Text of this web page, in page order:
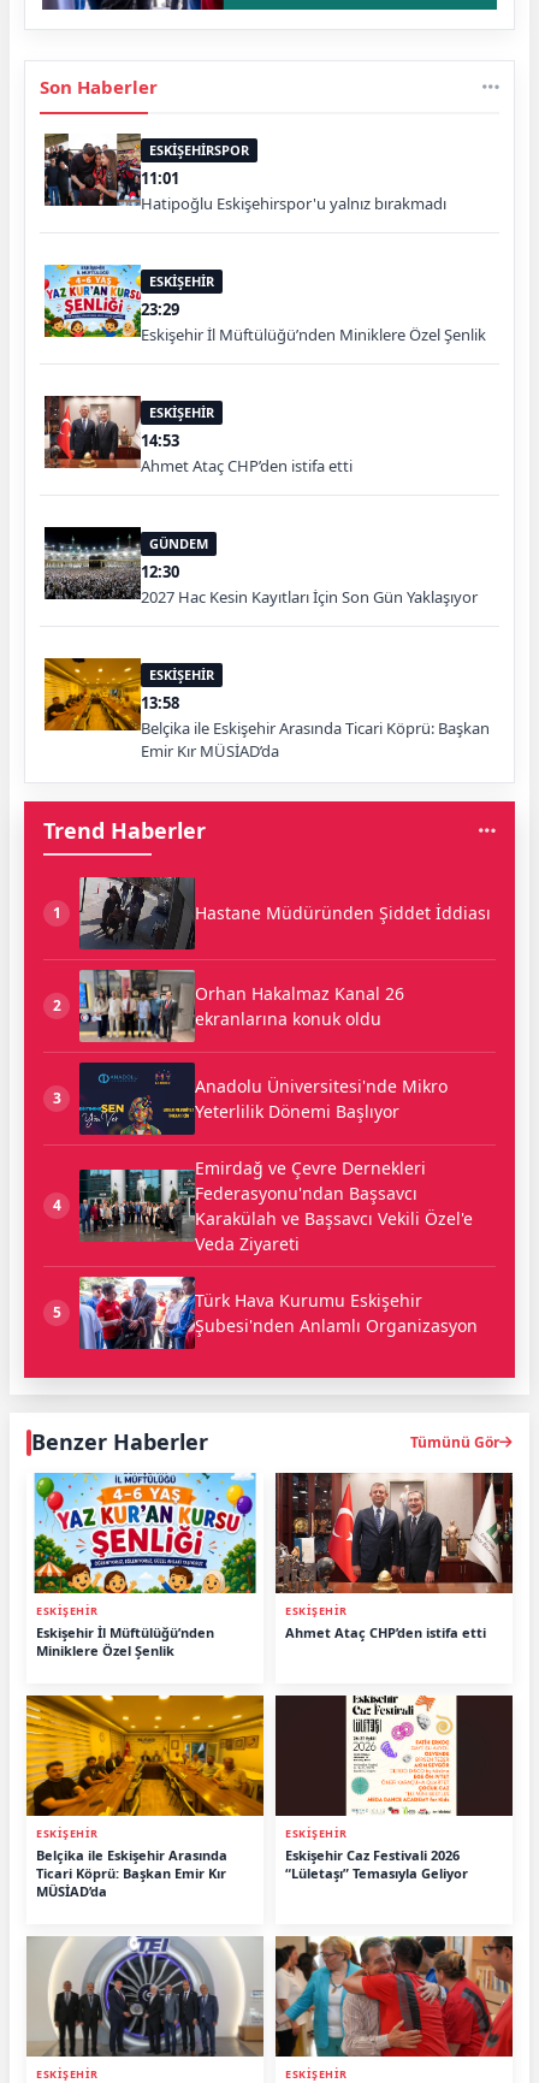
Son Haberler
ESKİŞEHİRSPOR
11:01
Hatipoğlu Eskişehirspor'u yalnız bırakmadı
ESKİŞEHİR
23:29
Eskişehir İl Müftülüğü’nden Miniklere Özel Şenlik
ESKİŞEHİR
14:53
Ahmet Ataç CHP’den istifa etti
GÜNDEM
12:30
2027 Hac Kesin Kayıtları İçin Son Gün Yaklaşıyor
ESKİŞEHİR
13:58
Belçika ile Eskişehir Arasında Ticari Köprü: Başkan
Emir Kır MÜSİAD’da
Trend Haberler
1 Hastane Müdüründen Şiddet İddiası
2
Orhan Hakalmaz Kanal 26
ekranlarına konuk oldu
3
Anadolu Üniversitesi'nde Mikro
Yeterlilik Dönemi Başlıyor
4
Emirdağ ve Çevre Dernekleri
Federasyonu'ndan Başsavcı
Karakülah ve Başsavcı Vekili Özel'e
Veda Ziyareti
5
Türk Hava Kurumu Eskişehir
Şubesi'nden Anlamlı Organizasyon
Benzer Haberler Tümünü Gör
ESKİŞEHİR
Eskişehir İl Müftülüğü’nden
Miniklere Özel Şenlik
ESKİŞEHİR
Ahmet Ataç CHP’den istifa etti
ESKİŞEHİR
Belçika ile Eskişehir Arasında
Ticari Köprü: Başkan Emir Kır
MÜSİAD’da
ESKİŞEHİR
Eskişehir Caz Festivali 2026
“Lületaşı” Temasıyla Geliyor
ESKİŞEHİR ESKİŞEHİR